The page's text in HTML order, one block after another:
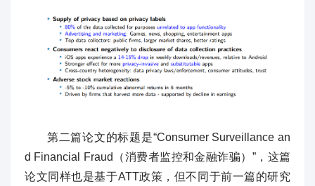
第二篇论文的标题是“Consumer Surveillance an
d Financial Fraud（消费者监控和金融诈骗）”，这篇
论文同样也是基于ATT政策，但不同于前一篇的研究